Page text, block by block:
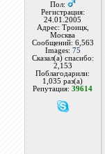
Пол:
Регистрация:
24.01.2005
Адрес: Троицк,
Москва
Сообщений: 6,563
Images: 75
Сказал(а) спасибо:
2,153
Поблагодарили:
1,035 раз(а)
Репутация:39614